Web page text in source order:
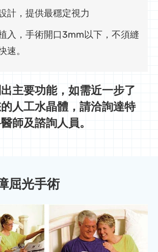
計，提供最穩定視力
入，手術開口3mm以下，不須縫
速。
主要功能，如需近一步了
人工水晶體，請洽詢達特
師及諮詢人員。
屈光手術